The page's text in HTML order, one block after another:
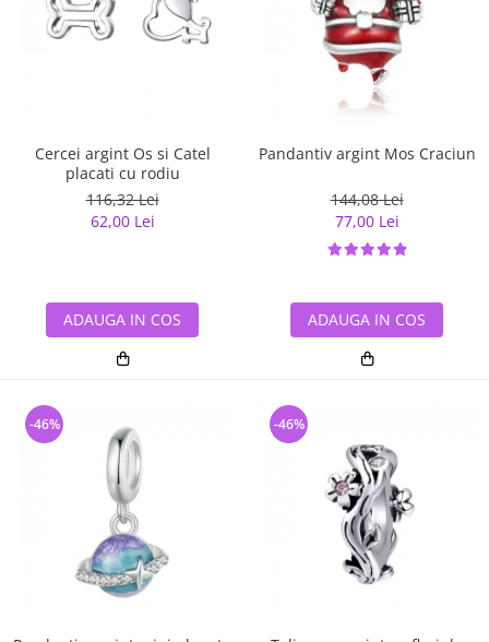
Cercei argint Os si Catel
placati cu rodiu
116,32 Lei
62,00 Lei
ADAUGA IN COS
Pandantiv argint Mos Craciun
144,08 Lei
77,00 Lei
ADAUGA IN COS
-46% -46%